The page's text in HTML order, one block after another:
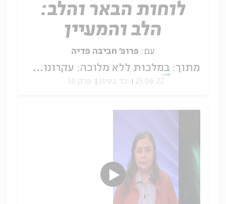
לוחות הבאר והלב:
הלב והמעיין
עם: פרופ׳ חביבה פדיה
מתוך: במלכות ללא מלוכה: עקרונות במשנתו של ר' נחמן מברסלב
23.06.22 כד בסיון פרק 10